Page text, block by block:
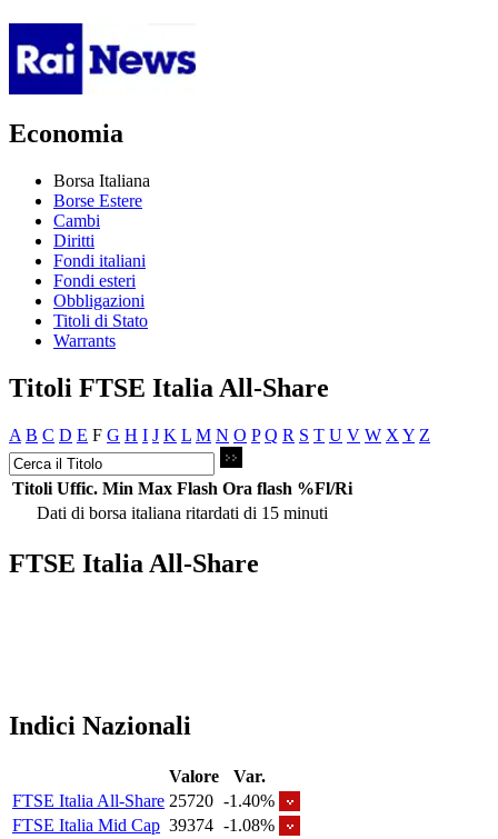
Economia
Borsa Italiana
Borse Estere
Cambi
Diritti
Fondi italiani
Fondi esteri
Obbligazioni
Titoli di Stato
Warrants
Titoli FTSE Italia All-Share
A B C D E F G H I J K L M N O P Q R S T U V W X Y Z
Titoli Uffic. Min Max Flash Ora flash %Fl/Ri
Dati di borsa italiana ritardati di 15 minuti
FTSE Italia All-Share
Indici Nazionali
Valore
Var.
FTSE Italia All-Share 25720 -1.40%
FTSE Italia Mid Cap 39374 -1.08%